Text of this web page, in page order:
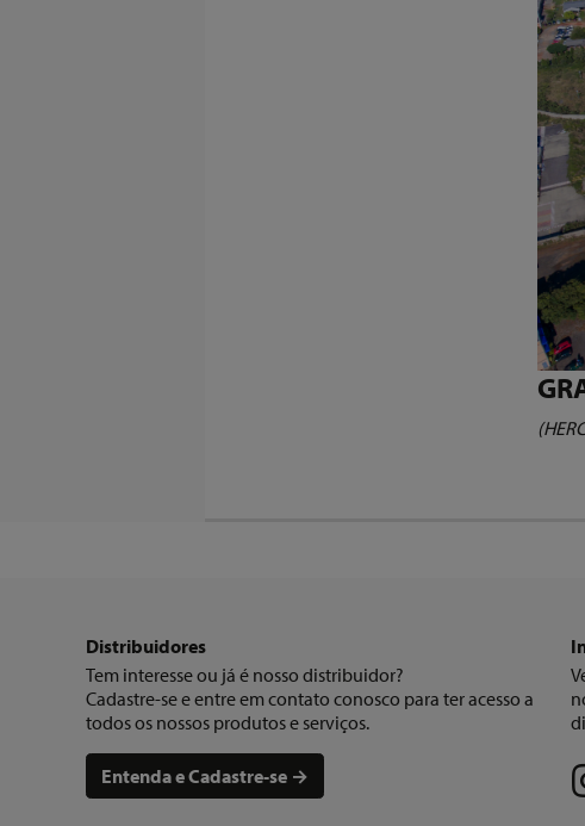
Distribuidores
Tem interesse ou já é nosso distribuidor?
Cadastre-se e entre em contato conosco para ter acesso a
todos os nossos produtos e serviços.
Entenda e Cadastre-se →